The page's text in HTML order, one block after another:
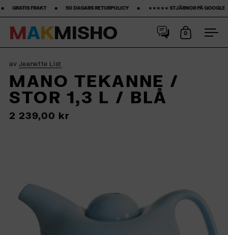
50 DAGARS RETURPOLICY ‎ ‎ ‎ ‎ ‎ ‎ ‎ •‎ ‎ ‎ ‎ ‎ ‎ ‎ ‎ ★★★★★ STJÄRNOR PÅ GOOGLE ‎ ‎ ‎ ‎ ‎ ‎ ‎ •‎ ‎ ‎ ‎ ‎ ‎ ‎ ‎15% FÖRSTA
MAKMISHO Öppna
0
av Jeanette List
MANO TEKANNE /
STOR 1,3 L / BLÅ
2 239,00 kr